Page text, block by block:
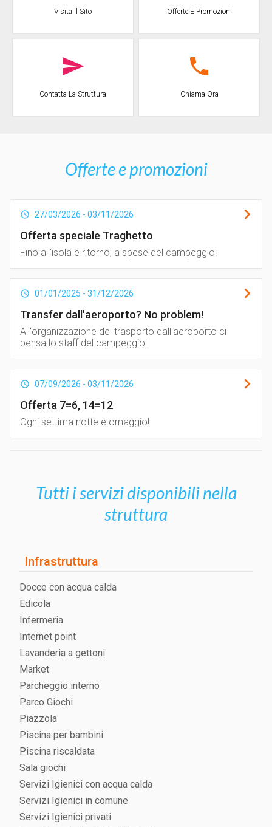
Visita Il Sito Offerte E Promozioni
Contatta La Struttura Chiama Ora
Offerte e promozioni
27/03/2026 - 03/11/2026
Offerta speciale Traghetto
Fino all'isola e ritorno, a spese del campeggio!
01/01/2025 - 31/12/2026
Transfer dall'aeroporto? No problem!
All'organizzazione del trasporto dall'aeroporto ci
pensa lo staff del campeggio!
07/09/2026 - 03/11/2026
Offerta 7=6, 14=12
Ogni settima notte è omaggio!
Tutti i servizi disponibili nella
struttura
Infrastruttura
Docce con acqua calda
Edicola
Infermeria
Internet point
Lavanderia a gettoni
Market
Parcheggio interno
Parco Giochi
Piazzola
Piscina per bambini
Piscina riscaldata
Sala giochi
Servizi Igienici con acqua calda
Servizi Igienici in comune
Servizi Igienici privati